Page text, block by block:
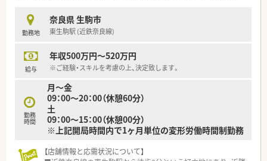
される仕組みです。
■18時以降や土曜日の勤務には時給割り増しがあり、モチベー
ション高く働けます。
勤務地
奈良県 生駒市
東生駒駅 (近鉄奈良線)
給与
年収500万円～520万円
※ご経験・スキルを考慮の上、決定致します。
勤務
時間
月～金
09：00～20：00（休憩60分）
土
09：00～15：00（休憩00分）
※上記開局時間内で1ヶ月単位の変形労働時間制勤務
【店舗情報と応需状況について】